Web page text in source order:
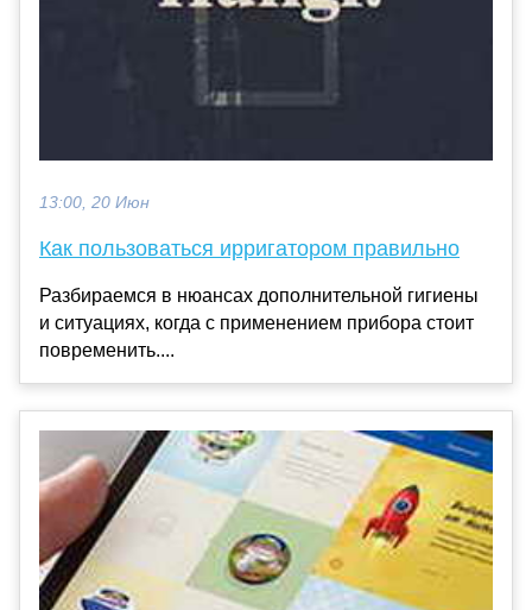
13:00, 20 Июн
Как пользоваться ирригатором правильно
Разбираемся в нюансах дополнительной гигиены
и ситуациях, когда с применением прибора стоит
повременить....